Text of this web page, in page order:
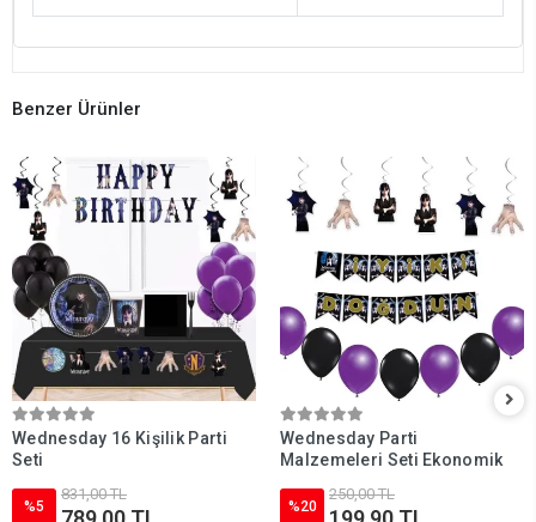
Benzer Ürünler
Wednesday 16 Kişilik Parti
Seti
%5
831,00 TL
Wednesday Parti
Malzemeleri Seti Ekonomik
%20
250,00 TL